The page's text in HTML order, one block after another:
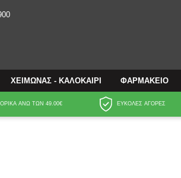
ΧΕΙΜΩΝΑΣ - ΚΑΛΟΚΑΙΡΙ ΦΑΡΜΑΚΕΙΟ
ΑΝΩ ΤΩΝ 49.00€ ΕΥΚΟΛΕΣ ΑΓΟΡΕΣ